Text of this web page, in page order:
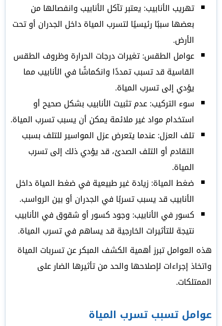
تهريب الأنابيب: يعتبر تآكل الأنابيب وانفصالها من
بعضها سببًا رئيسيًا لتسرب المياة داخل الجدران أو تحت
الأرض.
عوامل الطقس: تغيرات درجات الحرارة وظروف الطقس
القاسية قد تسبب تمددًا وانكماشًا في الأنابيب مما
يؤدي إلى تسرب المياة.
سوء التركيب: عدم تثبيت الأنابيب بشكل صحيح أو
استخدام مواد غير ملائمة يمكن أن يسبب تسرب المياة.
تلف العزل: عندما يتعرض عزل المواسير للتلف بسبب
التقادم أو التلف الصدئ، قد يؤدي ذلك إلى تسرب
المياة.
ضغط المياة: زيادة غير طبيعية في ضغط المياة داخل
الأنابيب قد يسبب تسربًا في الجدران أو بين الرواسب.
كسور في الأنابيب: وجود كسور أو شقوق في الأنابيب
نتيجة للتأثيرات الخارجية قد يساهم في تسرب المياة.
هذه العوامل تبرز أهمية الكشف المبكر عن تسربات المياة
واتخاذ إجراءات لإصلاحها والحد من تأثيرها الضار على
الممتلكات.
عوامل تسبب تسرب المياة